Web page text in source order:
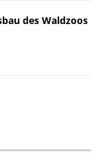
des Waldzoos